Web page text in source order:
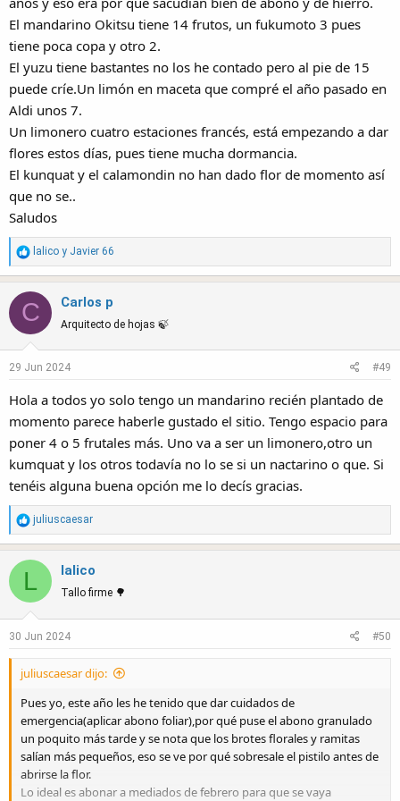
El mandarino Okitsu tiene 14 frutos, un fukumoto 3 pues
tiene poca copa y otro 2.
El yuzu tiene bastantes no los he contado pero al pie de 15
puede críe.Un limón en maceta que compré el año pasado en
Aldi unos 7.
Un limonero cuatro estaciones francés, está empezando a dar
flores estos días, pues tiene mucha dormancia.
El kunquat y el calamondin no han dado flor de momento así
que no se..
Saludos
R
e
c
t
i
o
n
:
lalico y Javier 66
C Carlos p
Arquitecto de hojas 🍃
29 Jun 2024 #49
Hola a todos yo solo tengo un mandarino recién plantado de
momento parece haberle gustado el sitio. Tengo espacio para
poner 4 o 5 frutales más. Uno va a ser un limonero,otro un
kumquat y los otros todavía no lo se si un nactarino o que. Si
tenéis alguna buena opción me lo decís gracias.
R
e
t
i
o
n
:
juliuscaesar
L lalico
Tallo firme 🌳
30 Jun 2024 #50
juliuscaesar dijo:
Pues yo, este año les he tenido que dar cuidados de
emergencia(aplicar abono foliar),por qué puse el abono granulado
un poquito más tarde y se nota que los brotes florales y ramitas
salían más pequeños, eso se ve por qué sobresale el pistilo antes de
abrirse la flor.
Lo ideal es abonar a mediados de febrero para que se vaya